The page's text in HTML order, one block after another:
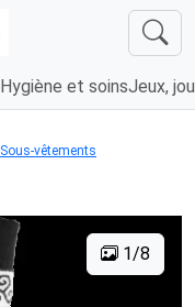
Hygiène et soinsJeux,
Sous-vêtements
1/8